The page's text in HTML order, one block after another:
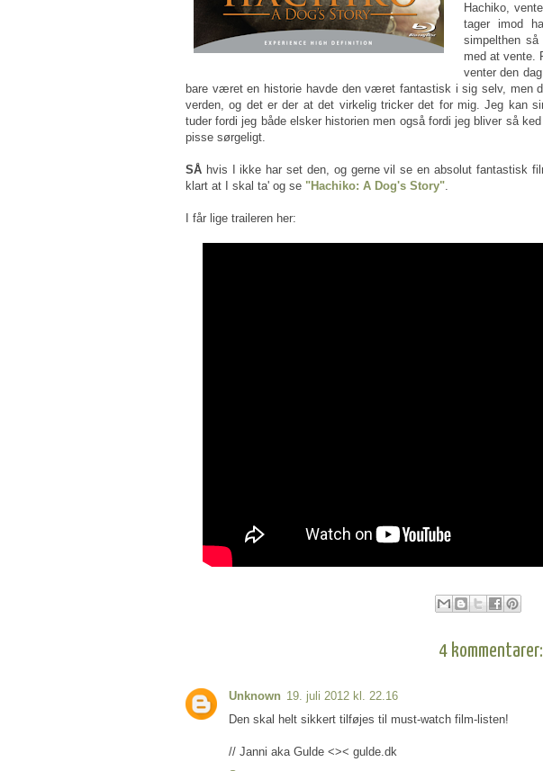
Hachiko,
tager imod
simpelthen
med at vente.
venter den
bare været en historie havde den været fantastisk i sig selv, men
verden, og det er der at det virkelig tricker det for mig. Jeg kan
tuder fordi jeg både elsker historien men også fordi jeg bliver så
pisse sørgeligt.
SÅ hvis I ikke har set den, og gerne vil se en absolut fantastisk
klart at I skal ta' og se "Hachiko: A Dog's Story".
I får lige traileren her:
4 kommentarer:
Unknown 19. juli 2012 kl. 22.16
Den skal helt sikkert tilføjes til must-watch film-listen!
// Janni aka Gulde <>< gulde.dk